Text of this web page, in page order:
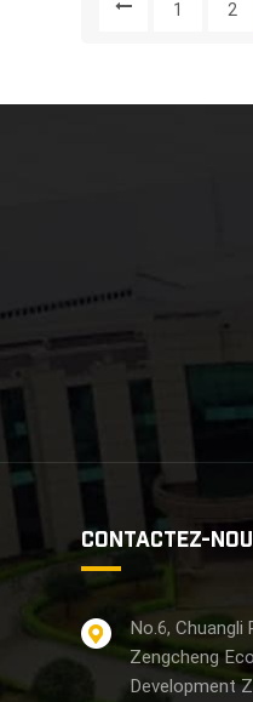
1 2
CONTACTEZ-
No.6, Chuangli
Zengcheng
Development